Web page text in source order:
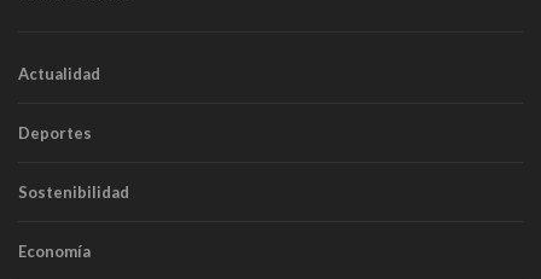
Actualidad
Deportes
Sostenibilidad
Economía